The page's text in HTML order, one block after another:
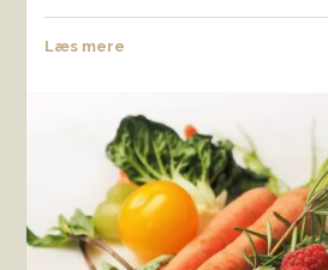
Læs mere